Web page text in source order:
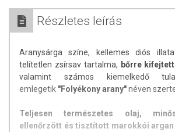
Részletes leírás
Aranysárga színe, kellemes diós
telítetlen zsírsav tartalma, bőrre
valamint számos kiemelkedő
emlegetik "Folyékony arany"néven
Teljesen természetes olaj,
ellenőrzött és tisztított marokkói argan